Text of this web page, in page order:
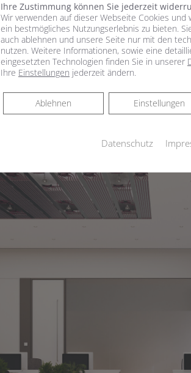
Ihre Zustimmung können Sie jederzeit
Wir verwenden auf dieser Webseite Cookies und
ein bestmögliches Nutzungserlebnis zu bieten.
auch ablehnen und unsere Seite nur mit den
nutzen. Weitere Informationen, sowie eine
eingesetzten Technologien finden Sie in unserer
Ihre Einstellungen jederzeit ändern.
Einstellungen
Ablehnen
Ablehnen
Datenschutz